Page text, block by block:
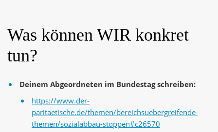
Was können WIR konkret
tun?
Deinem Abgeordneten im Bundestag schreiben:
https://www.der-
paritaetische.de/themen/bereichsuebergreifende-
themen/sozialabbau-stoppen#c26570